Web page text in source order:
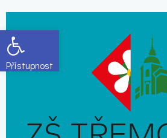
Open toolbar